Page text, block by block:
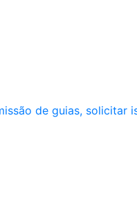
de guias, solicitar